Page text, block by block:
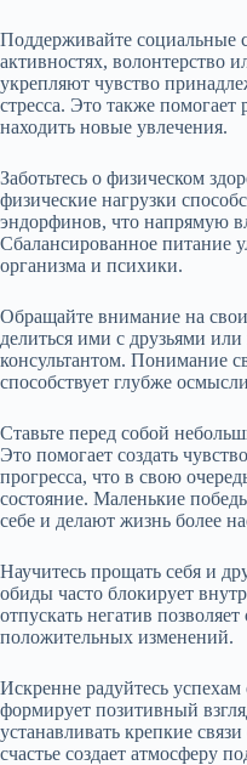
Поддерживайте социальные
активностях, волонтерство
укрепляют чувство
стресса. Это также помогает
находить новые увлечения.
Заботьтесь о физическом
физические нагрузки
эндорфинов, что напрямую
Сбалансированное питание
организма и психики.
Обращайте внимание на
делиться ими с друзьями
консультантом. Понимание
способствует глубже
Ставьте перед собой
Это помогает создать
прогресса, что в свою
состояние. Маленькие
себе и делают жизнь более
Научитесь прощать себя и
обиды часто блокирует
отпускать негатив
положительных изменений.
Искренне радуйтесь
формирует позитивный
устанавливать крепкие
счастье создает атмосферу